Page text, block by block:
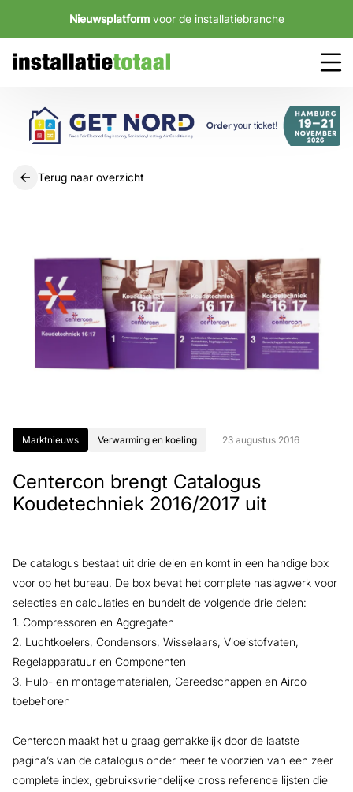
Nieuwsplatform voor de installatiebranche
Terug naar overzicht
Marktnieuws Verwarming en koeling 23 augustus 2016
Centercon brengt Catalogus
Koudetechniek 2016/2017 uit
De catalogus bestaat uit drie delen en komt in een handige box
voor op het bureau. De box bevat het complete naslagwerk voor
selecties en calculaties en bundelt de volgende drie delen:
1. Compressoren en Aggregaten
2. Luchtkoelers, Condensors, Wisselaars, Vloeistofvaten,
Regelapparatuur en Componenten
3. Hulp- en montagematerialen, Gereedschappen en Airco
toebehoren
Centercon maakt het u graag gemakkelijk door de laatste
pagina’s van de catalogus onder meer te voorzien van een zeer
complete index, gebruiksvriendelijke cross reference lijsten die